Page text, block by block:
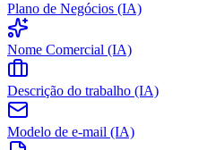
Plano de Negócios (IA)
Nome Comercial (IA)
Descrição do trabalho (IA)
Modelo de e-mail (IA)